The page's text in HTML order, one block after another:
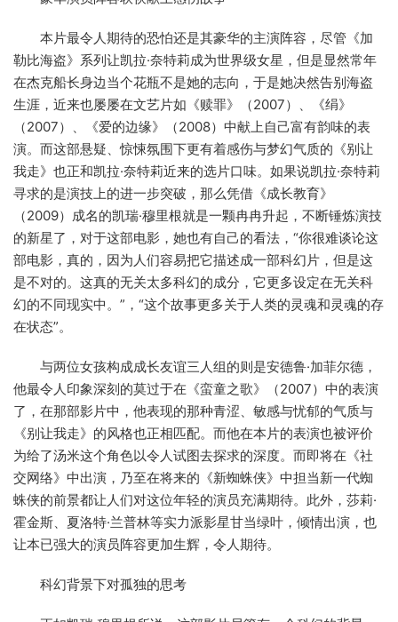
本片最令人期待的恐怕还是其豪华的主演阵容，尽管《加
勒比海盗》系列让凯拉·奈特莉成为世界级女星，但是显然常年
在杰克船长身边当个花瓶不是她的志向，于是她决然告别海盗
生涯，近来也屡屡在文艺片如《赎罪》（2007）、《绢》
（2007）、《爱的边缘》（2008）中献上自己富有韵味的表
演。而这部悬疑、惊悚氛围下更有着感伤与梦幻气质的《别让
我走》也正和凯拉·奈特莉近来的选片口味。如果说凯拉·奈特莉
寻求的是演技上的进一步突破，那么凭借《成长教育》
（2009）成名的凯瑞·穆里根就是一颗冉冉升起，不断锤炼演技
的新星了，对于这部电影，她也有自己的看法，“你很难谈论这
部电影，真的，因为人们容易把它描述成一部科幻片，但是这
是不对的。这真的无关太多科幻的成分，它更多设定在无关科
幻的不同现实中。”，“这个故事更多关于人类的灵魂和灵魂的存
在状态”。
与两位女孩构成成长友谊三人组的则是安德鲁·加菲尔德，
他最令人印象深刻的莫过于在《蛮童之歌》（2007）中的表演
了，在那部影片中，他表现的那种青涩、敏感与忧郁的气质与
《别让我走》的风格也正相匹配。而他在本片的表演也被评价
为给了汤米这个角色以令人试图去探求的深度。而即将在《社
交网络》中出演，乃至在将来的《新蜘蛛侠》中担当新一代蜘
蛛侠的前景都让人们对这位年轻的演员充满期待。此外，莎莉·
霍金斯、夏洛特·兰普林等实力派影星甘当绿叶，倾情出演，也
让本已强大的演员阵容更加生辉，令人期待。
科幻背景下对孤独的思考